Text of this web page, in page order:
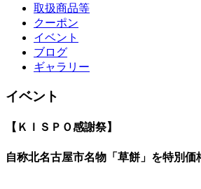
取扱商品等
クーポン
イベント
ブログ
ギャラリー
イベント
【ＫＩＳＰＯ感謝祭】
自称北名古屋市名物「草餅」を特別